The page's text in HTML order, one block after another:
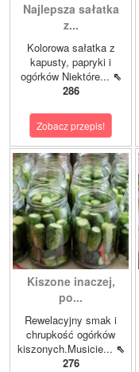
Najlepsza sałatka
z...
Kolorowa sałatka z
kapusty, papryki i
ogórków Niektóre... ⇖
286
Zobacz przepis!
Kiszone inaczej,
po...
Rewelacyjny smak i
chrupkość ogórków
kiszonych.Musicie... ⇖
276